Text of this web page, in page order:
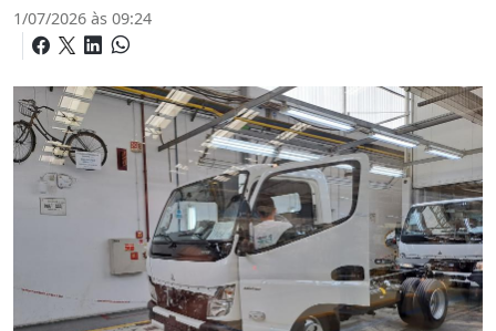
1/07/2026 às 09:24